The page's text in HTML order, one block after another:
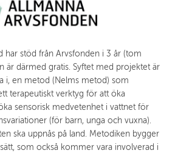
har stöd från Arvsfonden i 3 år (tom
är därmed gratis. Syftet med projektet är
i, en metod (Nelms metod) som
terapeutiskt verktyg för att öka
sensorisk medvetenhet i vattnet för
(för barn, unga och vuxna).
ska uppnås på land. Metodiken bygger
som också kommer vara involverad i